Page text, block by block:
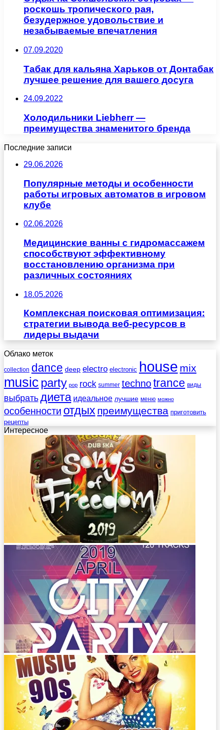
роскошь тропического рая,
безудержное удовольствие и
незабываемые впечатления
07.09.2020
Табак для кальяна Харьков от Донтабак
лучшее решение для вашего досуга
24.09.2022
Холодильники Liebherr —
преимущества знаменитого бренда
Последние записи
29.06.2026
Популярные методы и особенности
работы игровых автоматов в игровом
клубе
02.06.2026
Медицинские ванны с гидромассажем
способствуют эффективному
восстановлению организма при
различных состояниях
18.05.2026
Комплексная поисковая оптимизация:
стратегии вывода веб-ресурсов в
лидеры выдачи
Облако меток
collection dance deep electro electronic house mix
music party pop rock summer technotrance виды
выбратьдиета идеальное лучшие меню можно
особенности отдых преимущества приготовить
рецепты
Интересное